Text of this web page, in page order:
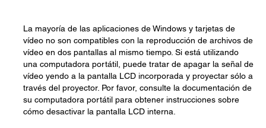
La mayoría de las aplicaciones de Windows y tarjetas de
vídeo no son compatibles con la reproducción de archivos de
vídeo en dos pantallas al mismo tiempo. Si está utilizando
una computadora portátil, puede tratar de apagar la señal de
vídeo yendo a la pantalla LCD incorporada y proyectar sólo a
través del proyector. Por favor, consulte la documentación de
su computadora portátil para obtener instrucciones sobre
cómo desactivar la pantalla LCD interna.